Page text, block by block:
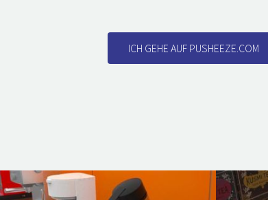
ICH GEHE AUF PUSHEEZE.COM